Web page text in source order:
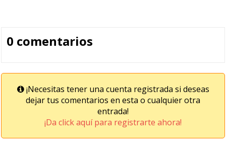
0 comentarios
¡Necesitas tener una cuenta registrada si deseas
dejar tus comentarios en esta o cualquier otra
entrada!
¡Da click aquí para registrarte ahora!